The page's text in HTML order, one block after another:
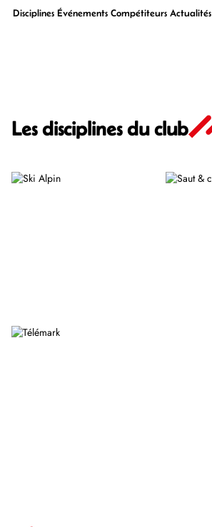
Disciplines Événements Compétiteurs Actualités
Les disciplines du club